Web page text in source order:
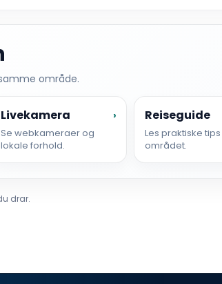
område.
Livekamera
Se webkameraer og
lokale forhold.
› Reiseguide
Les praktiske
området.
drar.